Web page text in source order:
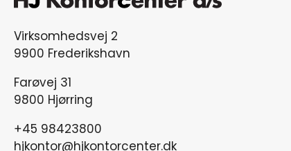
Virksomhedsvej 2
9900 Frederikshavn
Farøvej 31
9800 Hjørring
+45 98423800
hjkontor@hjkontorcenter.dk